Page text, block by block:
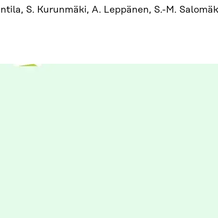
S. Kurunmäki, A. Leppänen, S.-M.